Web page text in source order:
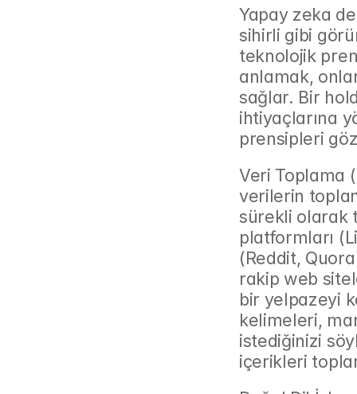
Yapay zeka
sihirli gibi
teknolojik
anlamak,
sağlar. Bir
ihtiyaçlarına
prensipleri
Veri Toplama
verilerin
sürekli olarak
platformları
(Reddit,
rakip web
bir yelpazeyi
kelimeleri,
istediğinizi
içerikleri